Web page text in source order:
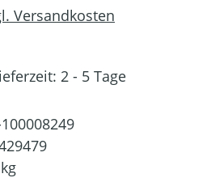
Versandkosten
2 - 5 Tage